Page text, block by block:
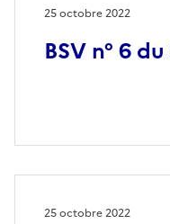
BSV n° 6
25 octobre 2022
25 octobre 2022